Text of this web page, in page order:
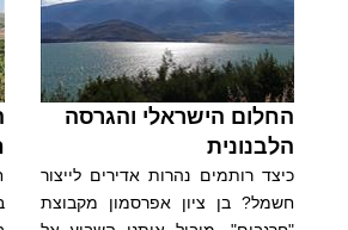
החלום הישראלי והגרסה
הלבנונית
כיצד רותמים נהרות אדירים לייצור
חשמל? בן ציון אפרסמון מקבוצת